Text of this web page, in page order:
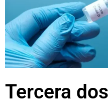
Tercera